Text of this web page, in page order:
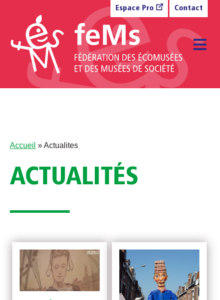
Espace Pro Contact
Accueil »Actualites
ACTUALITÉS